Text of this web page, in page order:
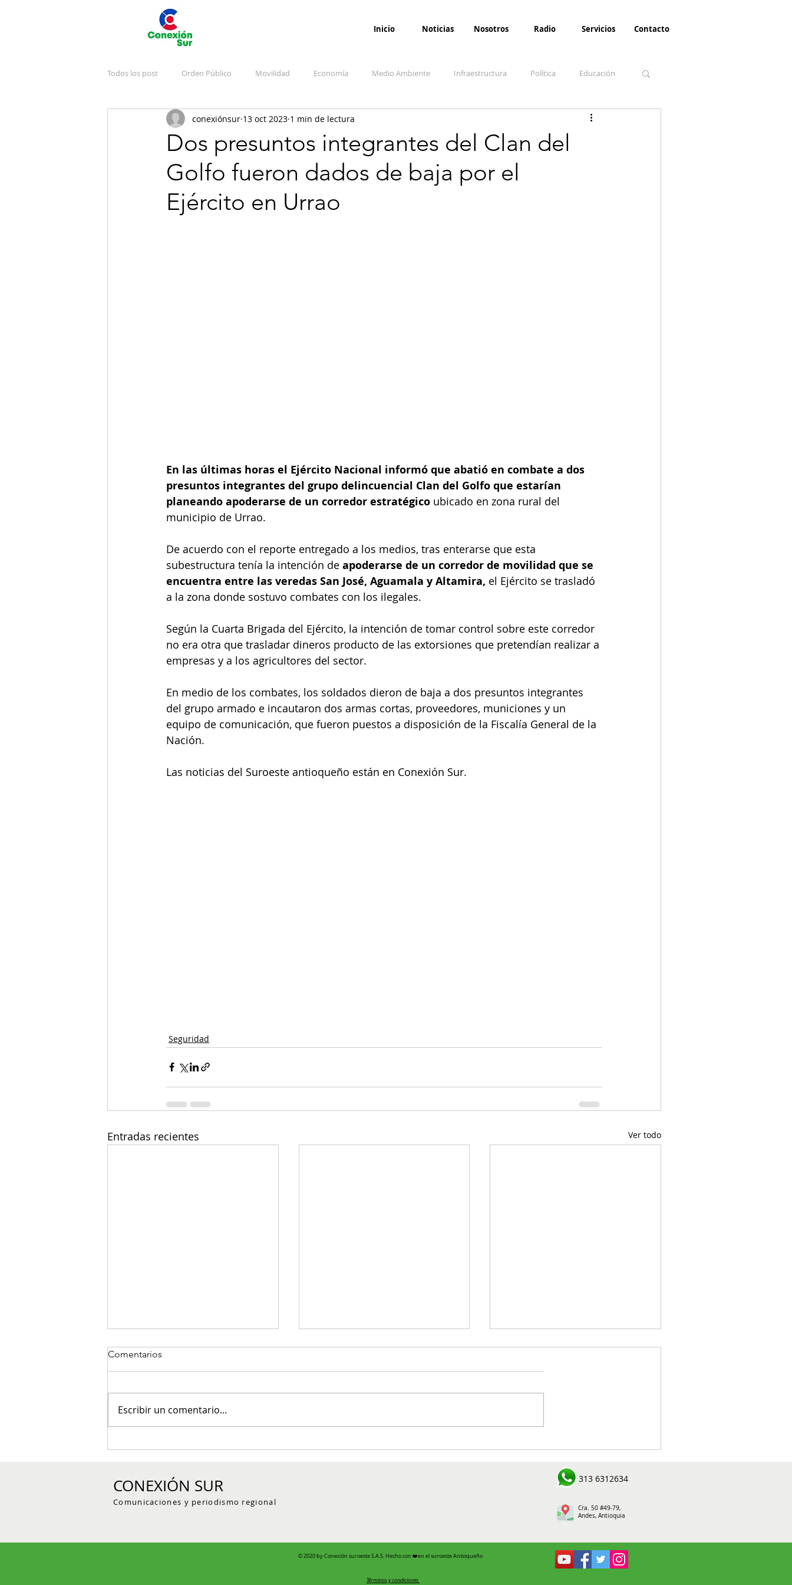
Inicio Noticias Nosotros Radio Servicios Contacto
Todos los post Orden Público Movilidad Economía Medio Ambiente Infraestructura Política Educación
Arte y Cultura Judicial Salud Opinión Paz
Emergencias Publicidad Vida y sociedad Denuncia Ciudadana Conflicto armado interno
Dos presuntos integrantes del Clan del
Golfo fueron dados de baja por el
Ejército en Urrao
conexiónsur 13 oct 2023 1 min de lectura
En las últimas horas el Ejército Nacional informó que abatió en combate a dos
presuntos integrantes del grupo delincuencial Clan del Golfo que estarían
planeando apoderarse de un corredor estratégico ubicado en zona rural del
municipio de Urrao.
De acuerdo con el reporte entregado a los medios, tras enterarse que esta
subestructura tenía la intención de apoderarse de un corredor de movilidad que se
encuentra entre las veredas San José, Aguamala y Altamira, el Ejército se trasladó
a la zona donde sostuvo combates con los ilegales.
Según la Cuarta Brigada del Ejército, la intención de tomar control sobre este corredor
no era otra que trasladar dineros producto de las extorsiones que pretendían realizar a
empresas y a los agricultores del sector.
En medio de los combates, los soldados dieron de baja a dos presuntos integrantes
del grupo armado e incautaron dos armas cortas, proveedores, municiones y un
equipo de comunicación, que fueron puestos a disposición de la Fiscalía General de la
Nación.
Las noticias del Suroeste antioqueño están en Conexión Sur.
Seguridad
Entradas recientes Ver todo
Suroeste antioqueño
rural de Concordia durante
operación conjunta
Comentarios
Escribir un comentario...
CONEXIÓN SUR
Comunicaciones y periodismo regional
313 6312634
Cra. 50 #49-79,
Andes, Antioquia
© 2020 by Conexión suroeste S.A.S. Hecho con ❤️en el suroeste Antioqueño
Términos y condiciones